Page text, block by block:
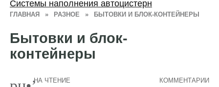
ГЛАВНАЯ » РАЗНОЕ » БЫТОВКИ И БЛОК-КОНТЕЙНЕРЫ
Бытовки и блок-
контейнеры
НА ЧТЕНИЕ КОММЕНТАРИИ
Системы наполнения автоцистерн